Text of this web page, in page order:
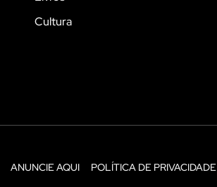
Cultura
ANUNCIE AQUI POLÍTICA DE PRIVACIDADE